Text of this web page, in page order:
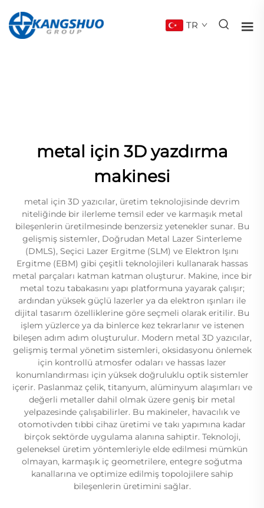
TR
metal için 3D yazdırma
makinesi
metal için 3D yazıcılar, üretim teknolojisinde devrim
niteliğinde bir ilerleme temsil eder ve karmaşık metal
bileşenlerin üretilmesinde benzersiz yetenekler sunar. Bu
gelişmiş sistemler, Doğrudan Metal Lazer Sinterleme
(DMLS), Seçici Lazer Ergitme (SLM) ve Elektron Işını
Ergitme (EBM) gibi çeşitli teknolojileri kullanarak hassas
metal parçaları katman katman oluşturur. Makine, ince bir
metal tozu tabakasını yapı platformuna yayarak çalışır;
ardından yüksek güçlü lazerler ya da elektron ışınları ile
dijital tasarım özelliklerine göre seçmeli olarak eritilir. Bu
işlem yüzlerce ya da binlerce kez tekrarlanır ve istenen
bileşen adım adım oluşturulur. Modern metal 3D yazıcılar,
gelişmiş termal yönetim sistemleri, oksidasyonu önlemek
için kontrollü atmosfer odaları ve hassas lazer
konumlandırması için yüksek doğruluklu optik sistemler
içerir. Paslanmaz çelik, titanyum, alüminyum alaşımları ve
değerli metaller dahil olmak üzere geniş bir metal
yelpazesinde çalışabilirler. Bu makineler, havacılık ve
otomotivden tıbbi cihaz üretimi ve takı yapımına kadar
birçok sektörde uygulama alanına sahiptir. Teknoloji,
geleneksel üretim yöntemleriyle elde edilmesi mümkün
olmayan, karmaşık iç geometrilere, entegre soğutma
kanallarına ve optimize edilmiş topolojilere sahip
bileşenlerin üretimini sağlar.